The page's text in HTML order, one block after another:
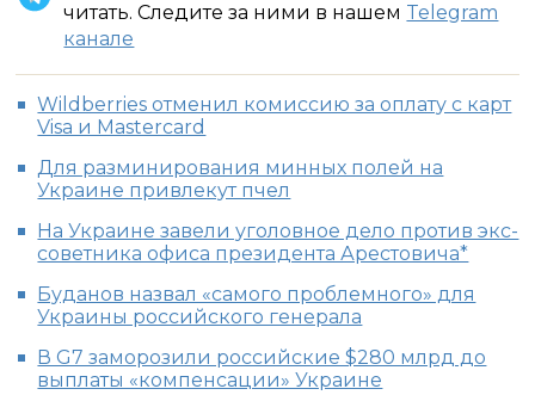
читать. Следите за ними в нашем Telegram
канале
Wildberries отменил комиссию за оплату с карт
Visa и Mastercard
Для разминирования минных полей на
Украине привлекут пчел
На Украине завели уголовное дело против экс-
советника офиса президента Арестовича*
Буданов назвал «самого проблемного» для
Украины российского генерала
В G7 заморозили российские $280 млрд до
выплаты «компенсации» Украине